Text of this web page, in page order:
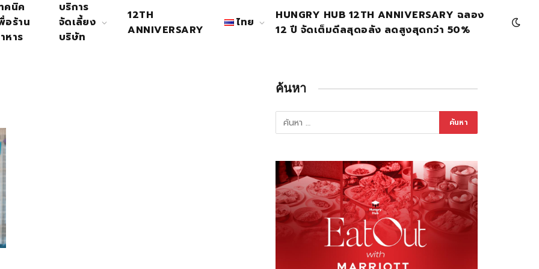
คนิค
อร้าน
หาร
บริการ
จัดเลี้ยง
บริษัท
12TH
ANNIVERSARY
ไทย
HUNGRY HUB 12TH ANNIVERSARY ฉลอง
12 ปี จัดเต็มดีลสุดอลัง ลดสูงสุดกว่า 50%
ค้นหา